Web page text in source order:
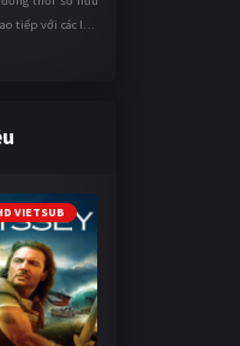
tiếp với các loài
VIETSUB